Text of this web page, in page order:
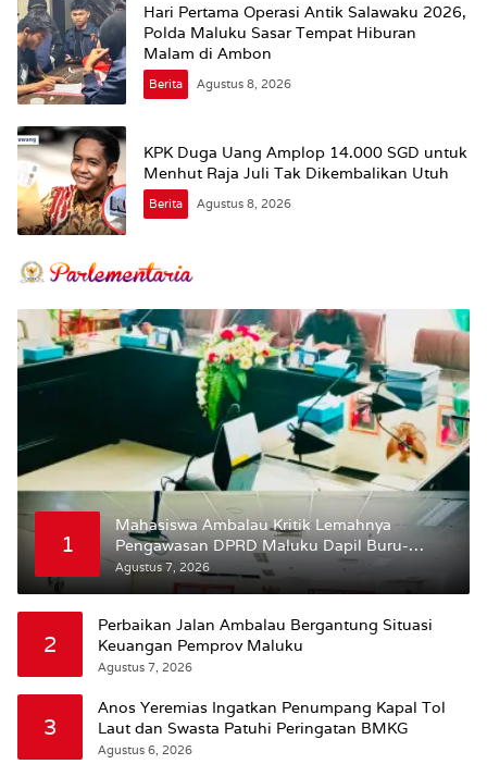
Hari Pertama Operasi Antik Salawaku 2026,
Polda Maluku Sasar Tempat Hiburan
Malam di Ambon
Berita Agustus 8, 2026
KPK Duga Uang Amplop 14.000 SGD untuk
Menhut Raja Juli Tak Dikembalikan Utuh
Berita Agustus 8, 2026
1
Mahasiswa Ambalau Kritik Lemahnya
Pengawasan DPRD Maluku Dapil Buru-
Bursel Terhadap Proses Perubahan Status
Jalan
Agustus 7, 2026
2
Perbaikan Jalan Ambalau Bergantung Situasi
Keuangan Pemprov Maluku
Agustus 7, 2026
3
Anos Yeremias Ingatkan Penumpang Kapal Tol
Laut dan Swasta Patuhi Peringatan BMKG
Agustus 6, 2026